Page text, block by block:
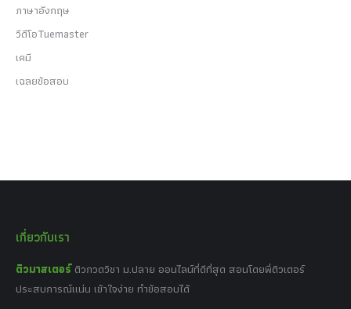
ภาษาอังกฤษ
วีดีโอTuemaster
เคมี
เฉลยข้อสอบ
เกี่ยวกับเรา
ติวมาสเตอร์ ติวกวดวิชา ม.ปลาย ออนไลน์ที่ดีที่สุด สอนโดยพี่ติวเตอร์
ประสบการณ์แน่น เข้าใจง่าย ทำข้อสอบได้